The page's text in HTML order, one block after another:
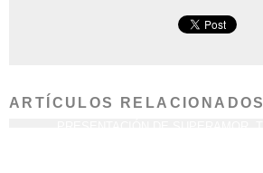
ARTÍCULOS RELACIONADOS